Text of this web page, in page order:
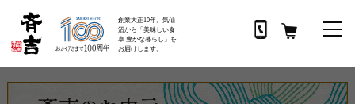
創業大正10年。気仙
沼から「美味しい食
卓 豊かな暮らし」を
お届けします。